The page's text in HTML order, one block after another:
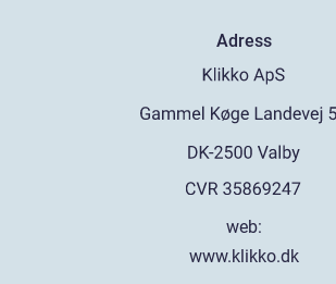
Adress
web:
www.klikko.dk